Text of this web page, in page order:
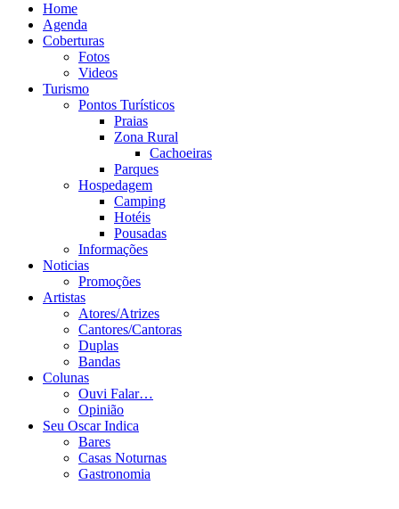
Home
Agenda
Coberturas
Fotos
Videos
Turismo
Pontos Turísticos
Praias
Zona Rural
Cachoeiras
Parques
Hospedagem
Camping
Hotéis
Pousadas
Informações
Noticias
Promoções
Artistas
Atores/Atrizes
Cantores/Cantoras
Duplas
Bandas
Colunas
Ouvi Falar…
Opinião
Seu Oscar Indica
Bares
Casas Noturnas
Gastronomia